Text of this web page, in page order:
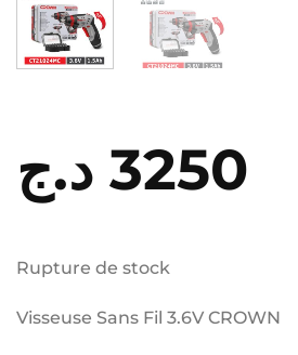
3250 د.ج
Rupture de stock
Visseuse Sans Fil 3.6V CROWN